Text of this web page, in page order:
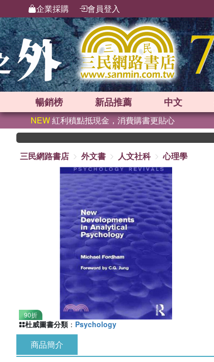
企業採購 會員登入
暢銷榜 新品推薦 中文
NEW紅利積點抵現金，消費購書更貼心
三民網路書店
外文書 人文社科 心理學
90折
杜威圖書分類 ： Psychology
商品簡介